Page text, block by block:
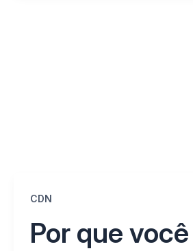
CDN
Por que você